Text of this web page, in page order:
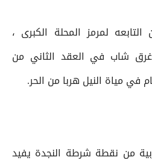
لمرمز المحلة الكبرى ،
غرق شاب في العقد الثاني من
في مياة النيل هربا من الحر.
من نقطة شرطة النجدة يفيد